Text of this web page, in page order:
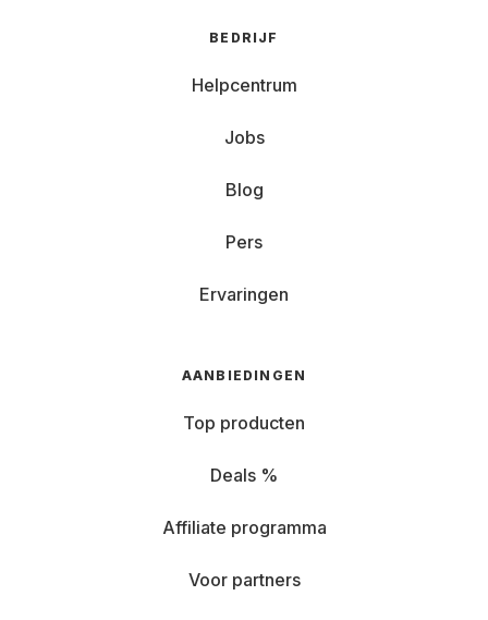
BEDRIJF
Helpcentrum
Jobs
Blog
Pers
Ervaringen
AANBIEDINGEN
Top producten
Deals %
Affiliate programma
Voor partners